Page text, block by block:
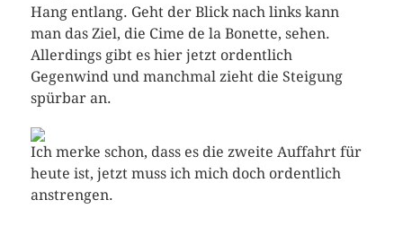
Hang entlang. Geht der Blick nach links kann
man das Ziel, die Cime de la Bonette, sehen.
Allerdings gibt es hier jetzt ordentlich
Gegenwind und manchmal zieht die Steigung
spürbar an.
Ich merke schon, dass es die zweite Auffahrt für
heute ist, jetzt muss ich mich doch ordentlich
anstrengen.